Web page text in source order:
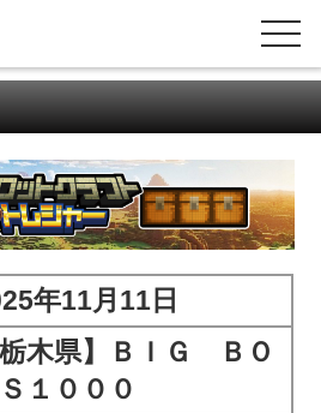
年11月11日
栃木県】ＢＩＧ ＢＯ
１０００